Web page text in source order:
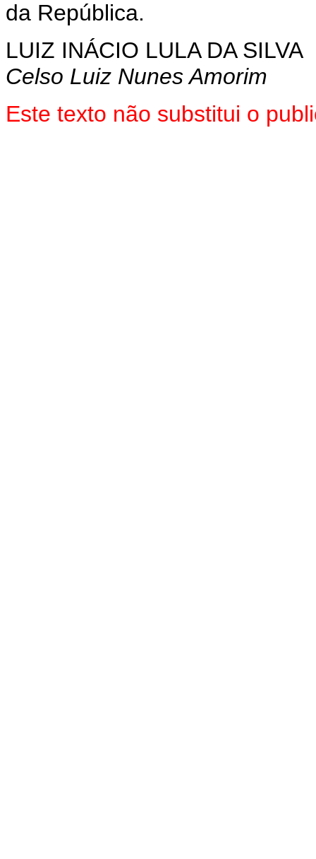
da República.
LUIZ INÁCIO LULA DA SILVA
Celso Luiz Nunes Amorim
Este texto não substitui o